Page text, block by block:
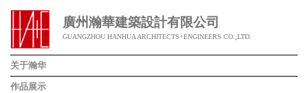
廣州瀚華建築設計有限公司
GUANGZHOU HANHUA ARCHITECTS+ENGINEERS CO.,LTD.
关于瀚华
作品展示